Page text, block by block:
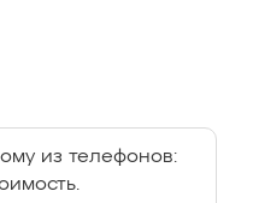
из телефонов: